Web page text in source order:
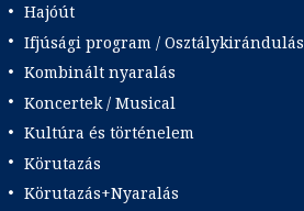
Hajóút
Ifjúsági program / Osztálykirándulás
Kombinált nyaralás
Koncertek / Musical
Kultúra és történelem
Körutazás
Körutazás+Nyaralás